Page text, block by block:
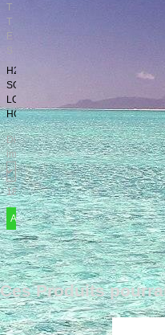
T
T
E
H22-
SO-
LONGPULLINTHE
HOLE
Disponibilité
immédiate
18,00 €
Ajouter
Ces Produits